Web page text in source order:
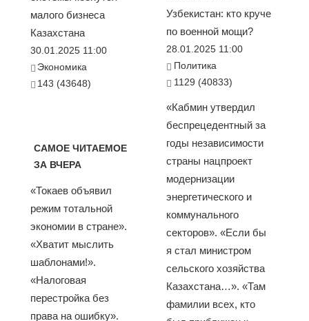
малого бизнеса
Казахстана
30.01.2025 11:00
Экономика
143 (43648)
САМОЕ ЧИТАЕМОЕ
ЗА ВЧЕРА
«Токаев объявил
режим тотальной
экономии в стране».
«Хватит мыслить
шаблонами!».
«Налоговая
перестройка без
права на ошибку».
Узбекистан: кто круче
по военной мощи?
28.01.2025 11:00
Политика
1129 (40833)
«Кабмин утвердил
беспрецедентный за
годы независимости
страны нацпроект
модернизации
энергетического и
коммунального
секторов». «Если бы
я стал министром
сельского хозяйства
Казахстана…». «Там
фамилии всех, кто